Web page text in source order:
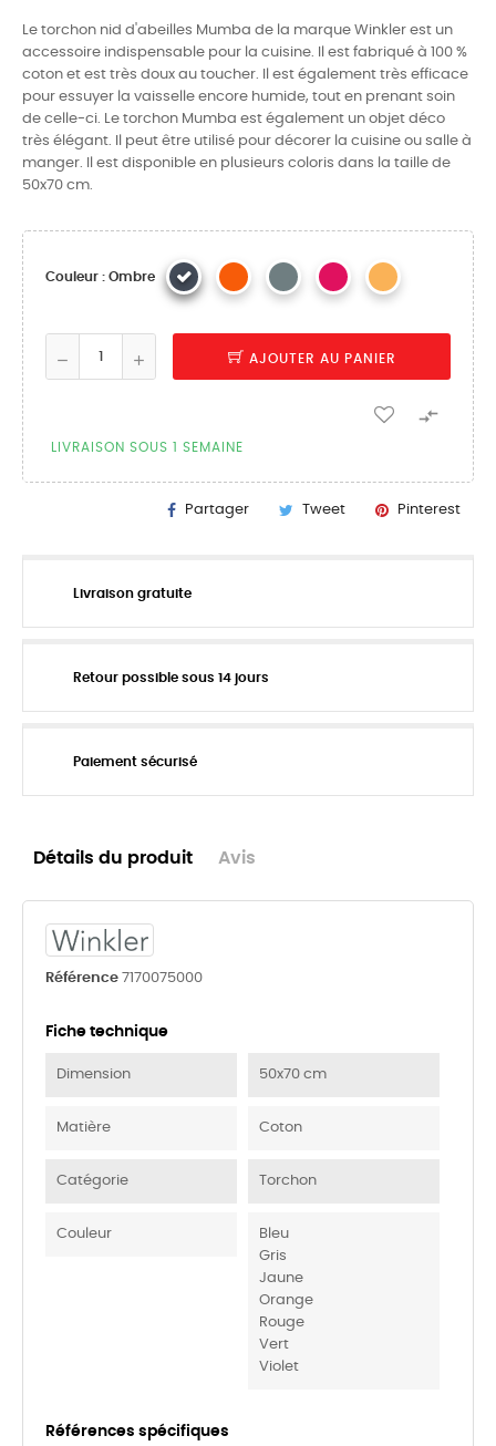
Le torchon nid d'abeilles Mumba de la marque Winkler est un
accessoire indispensable pour la cuisine. Il est fabriqué à 100 %
coton et est très doux au toucher. Il est également très efficace
pour essuyer la vaisselle encore humide, tout en prenant soin
de celle-ci. Le torchon Mumba est également un objet déco
très élégant. Il peut être utilisé pour décorer la cuisine ou salle à
manger. Il est disponible en plusieurs coloris dans la taille de
50x70 cm.
Couleur : Ombre
AJOUTER AU PANIER

LIVRAISON SOUS 1 SEMAINE
Partager Tweet Pinterest
Livraison gratuite
Retour possible sous 14 jours
Paiement sécurisé
Détails du produit Avis
Référence 7170075000
Fiche technique
Dimension 50x70 cm
Matière Coton
Catégorie Torchon
Couleur
Bleu
Gris
Jaune
Orange
Rouge
Vert
Violet
Références spécifiques